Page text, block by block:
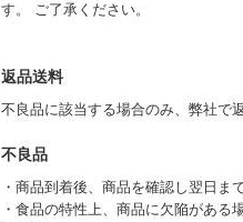
す。 ご了承ください。
返品送料
不良品に該当する場合のみ、弊社で
不良品
・商品到着後、商品を確認し翌日ま
・食品の特性上、商品に欠陥がある